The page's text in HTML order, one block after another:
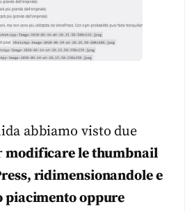
abbiamo visto due
modificare le thumbnail
ridimensionandole e
piacimento oppure